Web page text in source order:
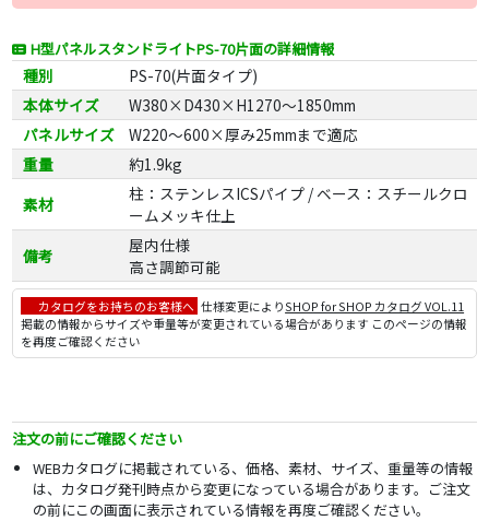
H型パネルスタンドライトPS-70片面の詳細情報
種別
PS-70(片面タイプ)
本体サイズ
W380×D430×H1270～1850mm
パネルサイズ
W220～600×厚み25mmまで適応
重量
約1.9kg
素材
柱：ステンレスICSパイプ / ベース：スチールクロ
ームメッキ仕上
備考
屋内仕様
高さ調節可能
カタログをお持ちのお客様へ 仕様変更によりSHOP for SHOP カタログ VOL.11
掲載の情報からサイズや重量等が変更されている場合があります このページの情報
を再度ご確認ください
注文の前にご確認ください
WEBカタログに掲載されている、価格、素材、サイズ、重量等の情報
は、カタログ発刊時点から変更になっている場合があります。ご注文
の前にこの画面に表示されている情報を再度ご確認ください。